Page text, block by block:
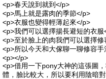
<p>春天說到就到</p>
<p>馬上就是露肉的季節</p>
<p>衣服也變得輕薄起來</p>
<p>我們可以選擇揚長避短的衣服
<p>至於臉上的肉我們可以選擇修
<p>所以今天和大傢聊一聊修容
<p></p>
<p>借用一下pony大神的這張圖
體，臉比較大，所以要利用陰暗